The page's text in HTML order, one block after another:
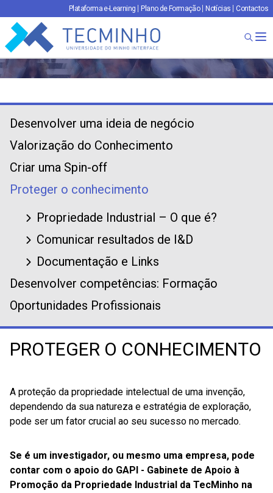
Plataforma e-Learning Plano de Formação Notícias Contactos
TECMINHO
Desenvolver uma ideia de negócio
Valorização do Conhecimento
Criar uma Spin-off
Proteger o conhecimento
Propriedade Industrial – O que é?
Comunicar resultados de I&D
Documentação e Links
Desenvolver competências: Formação
Oportunidades Profissionais
PROTEGER O CONHECIMENTO
A proteção da propriedade intelectual de uma invenção,
dependendo da sua natureza e estratégia de exploração,
pode ser um fator crucial ao seu sucesso no mercado.
Se é um investigador, ou mesmo uma empresa, pode
contar com o apoio do GAPI - Gabinete de Apoio à
Promoção da Propriedade Industrial da TecMinho na